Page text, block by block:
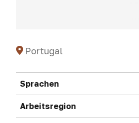
Portugal
Sprachen
Arbeitsregion